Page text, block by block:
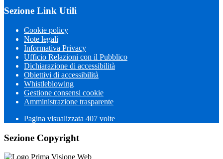
Sezione Link Utili
Cookie policy
Note legali
Informativa Privacy
Ufficio Relazioni con il Pubblico
Dichiarazione di accessibilità
Obiettivi di accessibilità
Whistleblowing
Gestione consensi cookie
Amministrazione trasparente
Pagina visualizzata 407 volte
Sezione Copyright